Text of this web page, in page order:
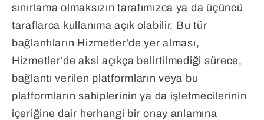
sınırlama olmaksızın tarafımızca ya da üçüncü
taraflarca kullanıma açık olabilir. Bu tür
bağlantıların Hizmetler'de yer alması,
Hizmetler'de aksi açıkça belirtilmediği sürece,
bağlantı verilen platformların veya bu
platformların sahiplerinin ya da işletmecilerinin
içeriğine dair herhangi bir onay anlamına